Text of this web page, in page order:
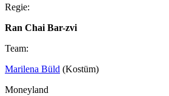
Regie:
Ran Chai Bar-zvi
Team:
Marilena Büld (Kostüm)
Moneyland